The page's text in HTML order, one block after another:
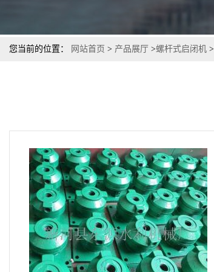
您当前的位置： 网站首页 > 产品展厅 >螺杆式启闭机 >